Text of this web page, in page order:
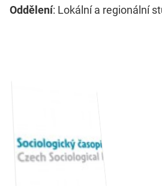
Oddělení: Lokální a regionální